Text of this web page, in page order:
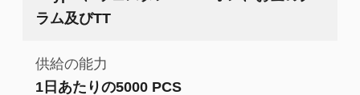
ラム及びTT
供給の能力
1日あたりの5000 PCS